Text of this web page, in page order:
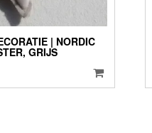
| NORDIC
GRIJS